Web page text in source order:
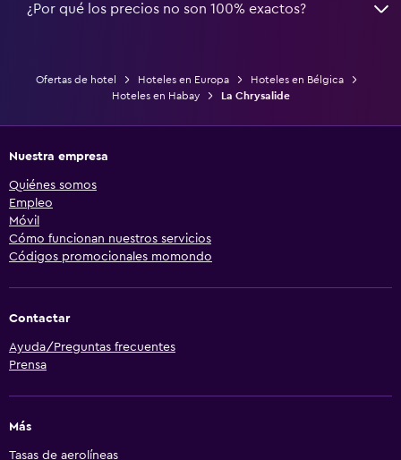
¿Por qué los precios no son 100% exactos?
Ofertas de hotel Hoteles en Europa
Hoteles en Bélgica
Hoteles en Habay
La Chrysalide
Nuestra empresa
Quiénes somos
Empleo
Móvil
Cómo funcionan nuestros servicios
Códigos promocionales momondo
Contactar
Ayuda/Preguntas frecuentes
Prensa
Más
Tasas de aerolíneas